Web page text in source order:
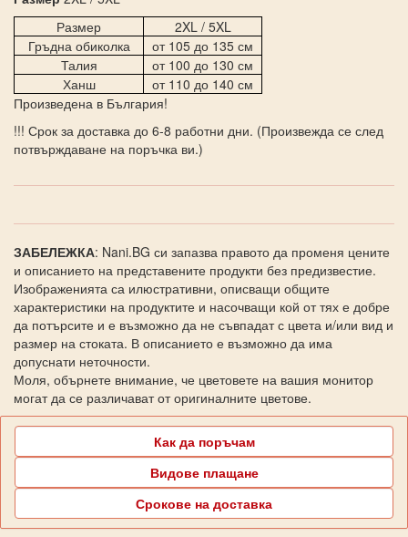
Размер
2XL / 5XL
Гръдна обиколка
от 105 до 135 см
Талия
от 100 до 130 см
Ханш
от 110 до 140 см
Произведена в България!
!!! Срок за доставка до 6-8 работни дни. (Произвежда се след
потвърждаване на поръчка ви.)
ЗАБЕЛЕЖКА: Nani.BG си запазва правото да променя цените
и описанието на представените продукти без предизвестие.
Изображенията са илюстративни, описващи общите
характеристики на продуктите и насочващи кой от тях е добре
да потърсите и е възможно да не съвпадат с цвета и/или вид и
размер на стоката. В описанието е възможно да има
допуснати неточности.
Моля, обърнете внимание, че цветовете на вашия монитор
могат да се различават от оригиналните цветове.
Как да поръчам
Видове плащане
Срокове на доставка